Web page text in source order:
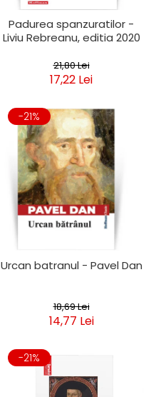
Padurea spanzuratilor -
Liviu Rebreanu, editia 2020
21,80 Lei
17,22 Lei
-21%
Urcan batranul - Pavel Dan
18,69 Lei
14,77 Lei
-21%